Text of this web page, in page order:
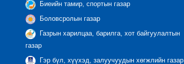
Биеийн тамир, спортын газар
Боловсролын газар
Газрын харилцаа, барилга, хот байгуулалтын
газар
Гэр бүл, хүүхэд, залуучуудын хөгжлийн газар